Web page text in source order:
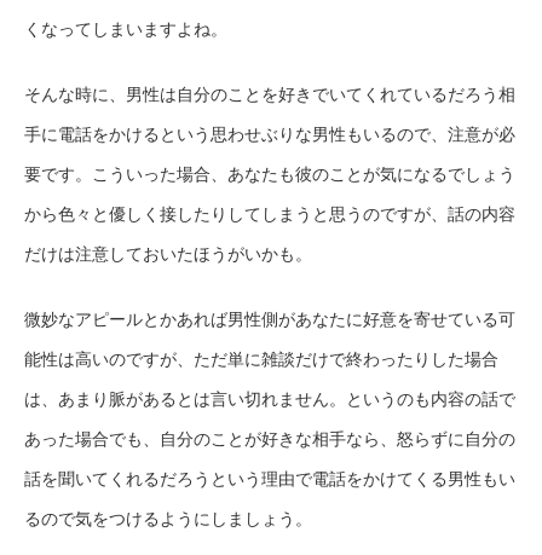
くなってしまいますよね。
そんな時に、男性は自分のことを好きでいてくれているだろう相
手に電話をかけるという思わせぶりな男性もいるので、注意が必
要です。こういった場合、あなたも彼のことが気になるでしょう
から色々と優しく接したりしてしまうと思うのですが、話の内容
だけは注意しておいたほうがいかも。
微妙なアピールとかあれば男性側があなたに好意を寄せている可
能性は高いのですが、ただ単に雑談だけで終わったりした場合
は、あまり脈があるとは言い切れません。というのも内容の話で
あった場合でも、自分のことが好きな相手なら、怒らずに自分の
話を聞いてくれるだろうという理由で電話をかけてくる男性もい
るので気をつけるようにしましょう。